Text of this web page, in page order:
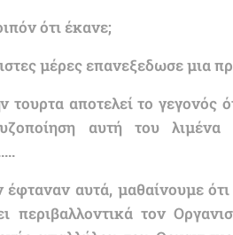
ότι έκανε;
μέρες επανεξεδωσε μια
τουρτα αποτελεί το
αυτή του
αυτά, μαθαίνουμε
περιβαλλοντικά τον